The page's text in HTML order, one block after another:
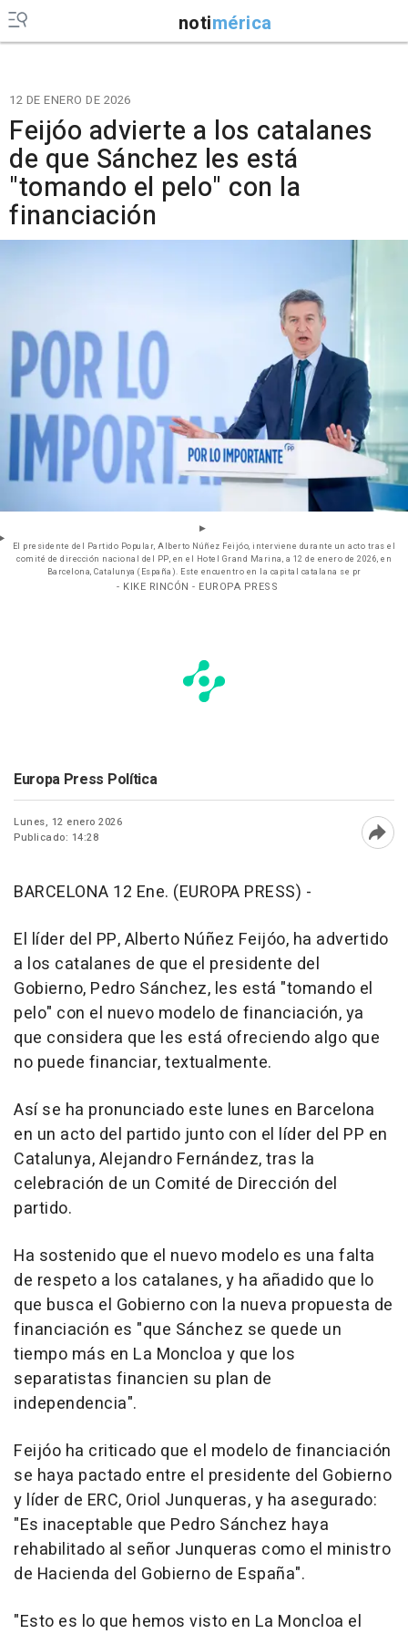
notimérica
12 DE ENERO DE 2026
Feijóo advierte a los catalanes
de que Sánchez les está
"tomando el pelo" con la
financiación
El presidente del Partido Popular, Alberto Núñez Feijóo, interviene durante un acto tras el
comité de dirección nacional del PP, en el Hotel Grand Marina, a 12 de enero de 2026, en
Barcelona, Catalunya (España). Este encuentro en la capital catalana se pr
- KIKE RINCÓN - EUROPA PRESS
Europa Press Política
Lunes, 12 enero 2026
Publicado: 14:28
BARCELONA 12 Ene. (EUROPA PRESS) -
El líder del PP, Alberto Núñez Feijóo, ha advertido
a los catalanes de que el presidente del
Gobierno, Pedro Sánchez, les está "tomando el
pelo" con el nuevo modelo de financiación, ya
que considera que les está ofreciendo algo que
no puede financiar, textualmente.
Así se ha pronunciado este lunes en Barcelona
en un acto del partido junto con el líder del PP en
Catalunya, Alejandro Fernández, tras la
celebración de un Comité de Dirección del
partido.
Ha sostenido que el nuevo modelo es una falta
de respeto a los catalanes, y ha añadido que lo
que busca el Gobierno con la nueva propuesta de
financiación es "que Sánchez se quede un
tiempo más en La Moncloa y que los
separatistas financien su plan de
independencia".
Feijóo ha criticado que el modelo de financiación
se haya pactado entre el presidente del Gobierno
y líder de ERC, Oriol Junqueras, y ha asegurado:
"Es inaceptable que Pedro Sánchez haya
rehabilitado al señor Junqueras como el ministro
de Hacienda del Gobierno de España".
"Esto es lo que hemos visto en La Moncloa el